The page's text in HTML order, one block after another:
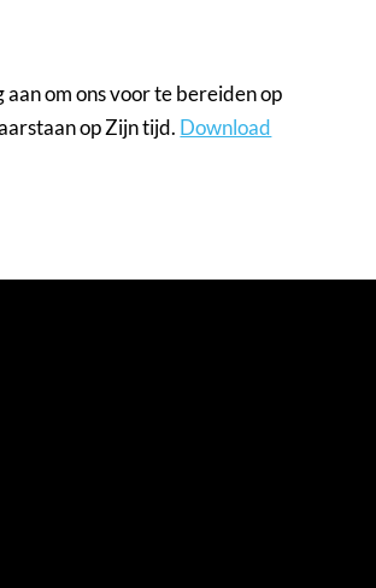
om ons voor te bereiden op
op Zijn tijd. Download